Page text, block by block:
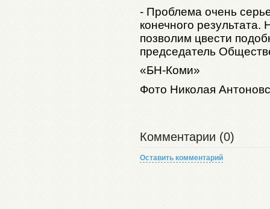
- Проблема очень
конечного результата.
позволим цвести
председатель
«БН-Коми»
Фото Николая
Комментарии (0)
Оставить комментарий